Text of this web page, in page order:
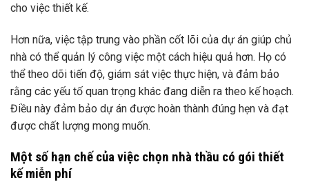
cho việc thiết kế.
Hơn nữa, việc tập trung vào phần cốt lõi của dự án giúp chủ
nhà có thể quản lý công việc một cách hiệu quả hơn. Họ có
thể theo dõi tiến độ, giám sát việc thực hiện, và đảm bảo
rằng các yếu tố quan trọng khác đang diễn ra theo kế hoạch.
Điều này đảm bảo dự án được hoàn thành đúng hẹn và đạt
được chất lượng mong muốn.
Một số hạn chế của việc chọn nhà thầu có gói thiết
kế miễn phí